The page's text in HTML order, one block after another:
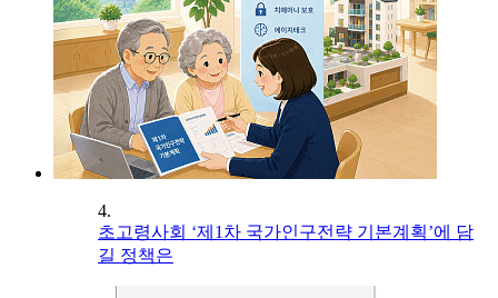
4.
초고령사회 ‘제1차 국가인구전략 기본계획’에 담
길 정책은